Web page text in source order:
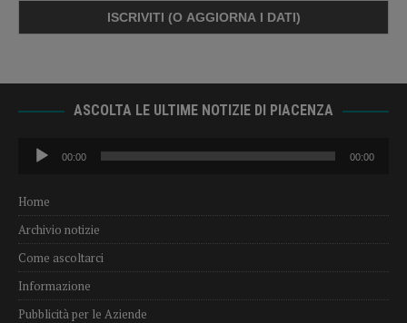
ASCOLTA LE ULTIME NOTIZIE DI PIACENZA
Audio
Player
00:00 00:00
Home
Archivio notizie
Come ascoltarci
Informazione
Pubblicità per le Aziende